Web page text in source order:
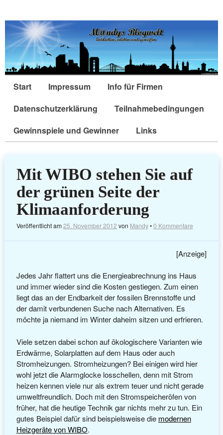
Start Impressum
Info für Firmen
Datenschutzerklärung
Teilnahmebedingungen
Gewinnspiele und Gewinner
Links
Mit WIBO stehen Sie auf
der grünen Seite der
Klimaanforderung
Veröffentlicht am25. November 2012 von Mandy•0 Kommentare
[Anzeige]
Jedes Jahr flattert uns die Energieabrechnung ins Haus
und immer wieder sind die Kosten gestiegen. Zum einen
liegt das an der Endbarkeit der fossilen Brennstoffe und
der damit verbundenen Suche nach Alternativen. Es
möchte ja niemand im Winter daheim sitzen und erfrieren.
Viele setzen dabei schon auf ökologischere Varianten wie
Erdwärme, Solarplatten auf dem Haus oder auch
Stromheizungen. Stromheizungen? Bei einigen wird hier
wohl jetzt die Alarmglocke losschellen, denn mit Strom
heizen kennen viele nur als extrem teuer und nicht gerade
umweltfreundlich. Doch mit den Stromspeicheröfen von
früher, hat die heutige Technik gar nichts mehr zu tun. Ein
gutes Beispiel dafür sind beispielsweise die modernen
Heizgeräte von WIBO.